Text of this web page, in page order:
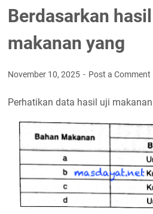
Berdasarkan
makanan yang
November 10, 2025 Post a Comment
Perhatikan data hasil uji